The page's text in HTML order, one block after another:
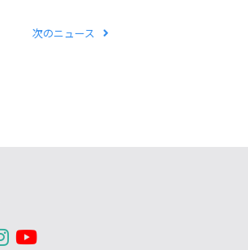
次のニュース